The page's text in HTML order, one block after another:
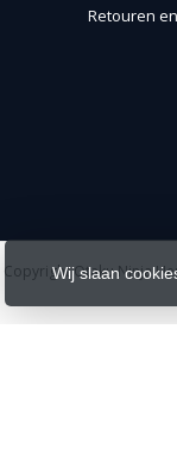
Retouren
Wij slaan
Copyright Otaku Ninja